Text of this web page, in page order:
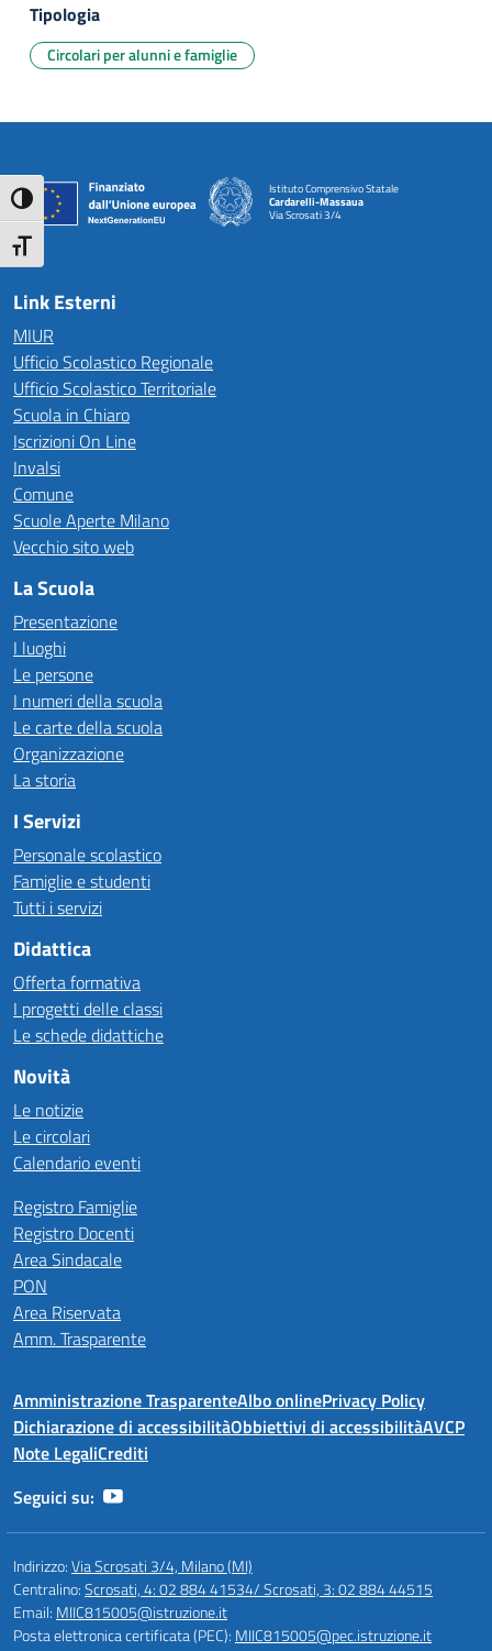
Attiva/disattiva alto contrasto
Attiva/disattiva dimensione testo
Tipologia
Circolari per alunni e famiglie
Istituto Comprensivo Statale
Cardarelli-Massaua
Via Scrosati 3/4
Link Esterni
MIUR
Ufficio Scolastico Regionale
Ufficio Scolastico Territoriale
Scuola in Chiaro
Iscrizioni On Line
Invalsi
Comune
Scuole Aperte Milano
Vecchio sito web
La Scuola
Presentazione
I luoghi
Le persone
I numeri della scuola
Le carte della scuola
Organizzazione
La storia
I Servizi
Personale scolastico
Famiglie e studenti
Tutti i servizi
Didattica
Offerta formativa
I progetti delle classi
Le schede didattiche
Novità
Le notizie
Le circolari
Calendario eventi
Registro Famiglie
Registro Docenti
Area Sindacale
PON
Area Riservata
Amm. Trasparente
Amministrazione TrasparenteAlbo onlinePrivacy Policy
Dichiarazione di accessibilitàObbiettivi di accessibilitàAVCP
Note LegaliCrediti
Seguici su:
Indirizzo:Via Scrosati 3/4, Milano (MI)
Centralino:Scrosati, 4: 02 884 41534/ Scrosati, 3: 02 884 44515
Email: MIIC815005@istruzione.it
Posta elettronica certificata (PEC): MIIC815005@pec.istruzione.it